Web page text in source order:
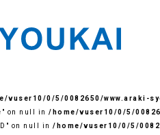
vuser10/0/5/0082650/www.araki-
on null in /home/vuser10/0/5/
on null in /home/vuser10/0/5/